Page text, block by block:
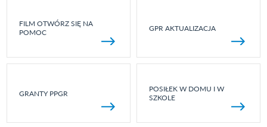
FILM OTWÓRZ SIĘ NA
POMOC
GPR AKTUALIZACJA
GRANTY PPGR
POSIŁEK W DOMU I W
SZKOLE